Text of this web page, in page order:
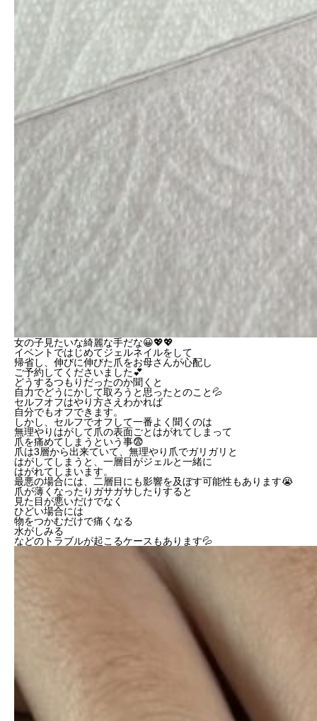
女の子見たいな綺麗な手だな😀💖💖
イベントではじめてジェルネイルをして
帰省し、伸びに伸びた爪をお母さんが心配し
ご予約してくださいました💕
どうするつもりだったのか聞くと
自力でどうにかして取ろうと思ったとのこと💦
セルフオフはやり方さえわかれば
自分でもオフできます。
しかし、セルフでオフして一番よく聞くのは
無理やりはがして爪の表面ごとはがれてしまって
爪を痛めてしまうという事😨
爪は3層から出来ていて、無理やり爪でガリガリと
はがしてしまうと、一層目がジェルと一緒に
はがれてしまいます。
最悪の場合には、二層目にも影響を及ぼす可能性もあります😭
爪が薄くなったりガサガサしたりすると
見た目が悪いだけでなく
ひどい場合には
物をつかむだけで痛くなる
水がしみる
などのトラブルが起こるケースもあります💦